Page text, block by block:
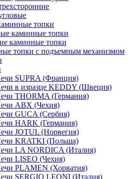
топки
каминные топки
каминные топки
топки с подъемным механизмом
SUPRA (Франция)
в изразце KEDDY (Швеция)
THORMA (Германия)
ABX (Чехия)
GUCA (Сербия)
HARK (Германия)
JOTUL (Норвегия)
KRATKI (Польша)
LA NORDICA (Италия)
LISEO (Чехия)
PLAMEN (Хорватия)
SERGIO LEONI (Италия)